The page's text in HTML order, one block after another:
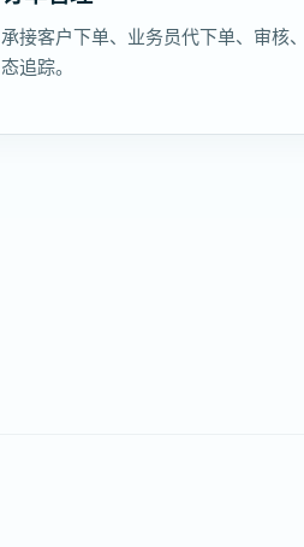
承接客户下单、业务员代下单、审核
态追踪。